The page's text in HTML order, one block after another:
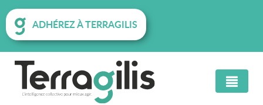
ADHÉREZ À TERRAGILIS